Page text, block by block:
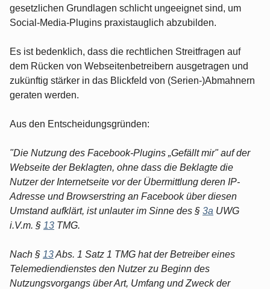
gesetzlichen Grundlagen schlicht ungeeignet sind, um
Social-Media-Plugins praxistauglich abzubilden.
Es ist bedenklich, dass die rechtlichen Streitfragen auf
dem Rücken von Webseitenbetreibern ausgetragen und
zukünftig stärker in das Blickfeld von (Serien-)Abmahnern
geraten werden.
Aus den Entscheidungsgründen:
"Die Nutzung des Facebook-Plugins „Gefällt mir" auf der
Webseite der Beklagten, ohne dass die Beklagte die
Nutzer der Internetseite vor der Übermittlung deren IP-
Adresse und Browserstring an Facebook über diesen
Umstand aufklärt, ist unlauter im Sinne des § 3a UWG
i.V.m. § 13 TMG.
Nach § 13Abs. 1 Satz 1 TMG hat der Betreiber eines
Telemediendienstes den Nutzer zu Beginn des
Nutzungsvorgangs über Art, Umfang und Zweck der